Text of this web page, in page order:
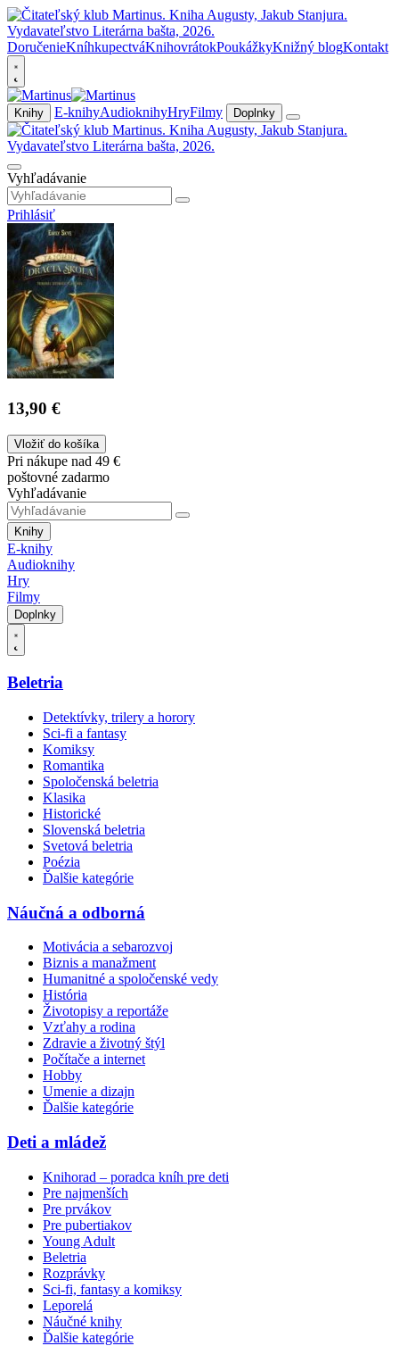
DoručenieKníhkupectváKnihovrátokPoukážkyKnižný blogKontakt
Knihy E-knihyAudioknihyHryFilmy Doplnky
Vyhľadávanie
Prihlásiť
13,90 €
Vložiť do košíka
Pri nákupe nad 49 €
poštovné zadarmo
Vyhľadávanie
Knihy
E-knihy
Audioknihy
Hry
Filmy
Doplnky
Beletria
Detektívky, trilery a horory
Sci-fi a fantasy
Komiksy
Romantika
Spoločenská beletria
Klasika
Historické
Slovenská beletria
Svetová beletria
Poézia
Ďalšie kategórie
Náučná a odborná
Motivácia a sebarozvoj
Biznis a manažment
Humanitné a spoločenské vedy
História
Životopisy a reportáže
Vzťahy a rodina
Zdravie a životný štýl
Počítače a internet
Hobby
Umenie a dizajn
Ďalšie kategórie
Deti a mládež
Knihorad – poradca kníh pre deti
Pre najmenších
Pre prvákov
Pre pubertiakov
Young Adult
Beletria
Rozprávky
Sci-fi, fantasy a komiksy
Leporelá
Náučné knihy
Ďalšie kategórie